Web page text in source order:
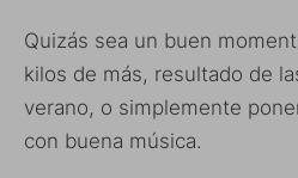
Quizás sea un buen
kilos de más, resultado de
verano, o simplemente
con buena música.